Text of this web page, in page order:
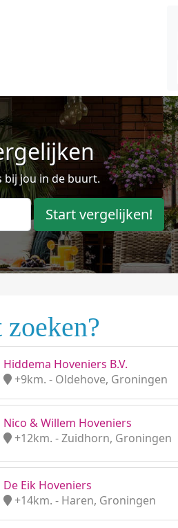
bij jou in de buurt.
Start vergelijken!
Hiddema Hoveniers B.V.
+9km. - Oldehove, Groningen
Nico & Willem Hoveniers
+12km. - Zuidhorn, Groningen
De Eik Hoveniers
+14km. - Haren, Groningen